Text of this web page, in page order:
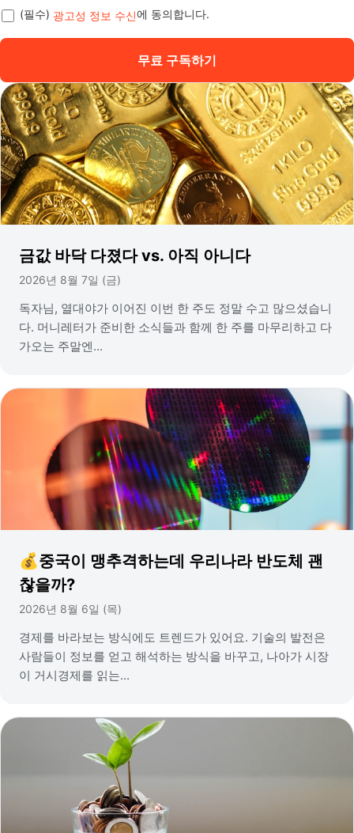
(필수) 광고성 정보 수신에 동의합니다.
무료 구독하기
금값 바닥 다졌다 vs. 아직 아니다
2026년 8월 7일 (금)
독자님, 열대야가 이어진 이번 한 주도 정말 수고 많으셨습니
다. 머니레터가 준비한 소식들과 함께 한 주를 마무리하고 다
가오는 주말엔...
💰중국이 맹추격하는데 우리나라 반도체 괜
찮을까?
2026년 8월 6일 (목)
경제를 바라보는 방식에도 트렌드가 있어요. 기술의 발전은
사람들이 정보를 얻고 해석하는 방식을 바꾸고, 나아가 시장
이 거시경제를 읽는...